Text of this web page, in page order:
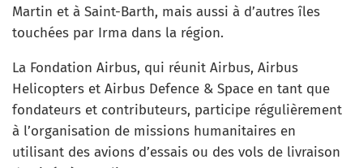
Martin et à Saint-Barth, mais aussi à d’autres îles
touchées par Irma dans la région.
La Fondation Airbus, qui réunit Airbus, Airbus
Helicopters et Airbus Defence & Space en tant que
fondateurs et contributeurs, participe régulièrement
à l’organisation de missions humanitaires en
utilisant des avions d’essais ou des vols de livraison